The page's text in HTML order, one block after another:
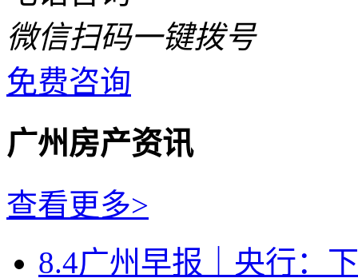
微信扫码一键拨号
免费咨询
广州房产资讯
查看更多>
8.4广州早报｜央行：